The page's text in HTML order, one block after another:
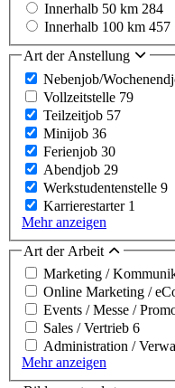
Innerhalb 50 km 284
Innerhalb 100 km 457
Art der Anstellung
Nebenjob/
Vollzeitstelle 79
Teilzeitjob 57
Minijob 36
Ferienjob 30
Abendjob 29
Werkstudentenstelle 9
Karrierestarter 1
Mehr anzeigen
Art der Arbeit
Marketing /
Online Marketing /
Events / Messe /
Sales / Vertrieb 6
Administration /
Mehr anzeigen